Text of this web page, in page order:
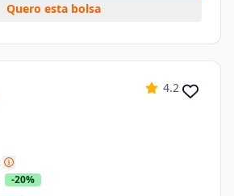
Quero esta bolsa
4.2
-20%